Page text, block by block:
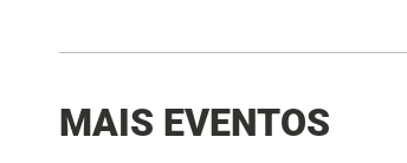
MAIS EVENTOS